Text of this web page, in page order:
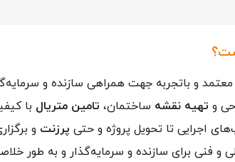
و باتجربه جهت همراهی سازنده و
و تهیه نقشه ساختمان، تامین متریال با
اجرایی تا تحویل پروژه و حتی پرزنت و
برای سازنده و سرمایه‌گذار و به طور